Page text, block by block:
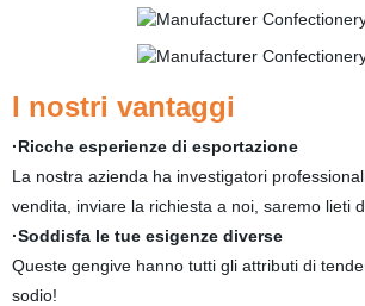
I nostri vantaggi
·Ricche esperienze di esportazione
La nostra azienda ha investigatori
vendita, inviare la richiesta a noi, saremo lieti
·Soddisfa le tue esigenze diverse
Queste gengive hanno tutti gli attributi di
sodio!